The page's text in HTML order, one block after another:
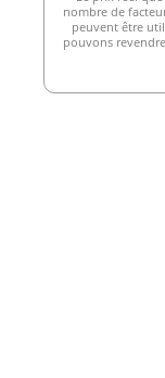
nombre de
peuvent être
pouvons